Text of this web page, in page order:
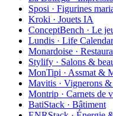
Sposi · Figurines
Kroki · Jouets IA
ConceptBench · Le
Lundis · Life Calendar
Monardoise ·
Stylify · Salons &
MonTipi · Assmat &
Mavitis · Vignerons &
Montrip · Carnets de
BatiStack · Bâtiment